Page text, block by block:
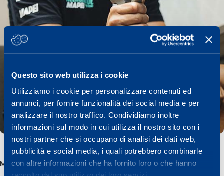
Questo sito web utilizza i cookie
Utilizziamo i cookie per personalizzare contenuti ed
annunci, per fornire funzionalità dei social media e per
analizzare il nostro traffico. Condividiamo inoltre
informazioni sul modo in cui utilizza il nostro sito con i
nostri partner che si occupano di analisi dei dati web,
pubblicità e social media, i quali potrebbero combinarle
con altre informazioni che ha fornito loro o che hanno
Monitoraggio fisiologico e biomeccanico